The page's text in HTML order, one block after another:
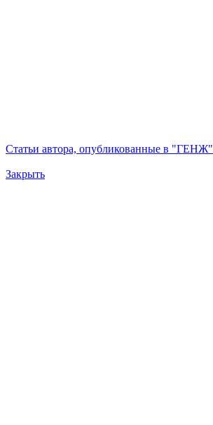
Статьи автора, опубликованные в "ГЕНЖ"
Закрыть